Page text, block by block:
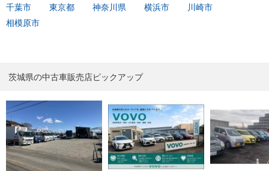
千葉市
東京都 神奈川県 横浜市
川崎市
相模原市
茨城県の中古車販売店ピックアップ